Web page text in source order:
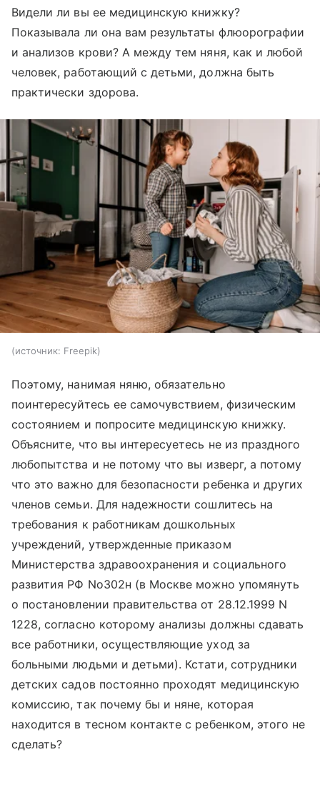
Видели ли вы ее медицинскую книжку?
Показывала ли она вам результаты флюорографии
и анализов крови? А между тем няня, как и любой
человек, работающий с детьми, должна быть
практически здорова.
источник: Freepik
Поэтому, нанимая няню, обязательно
поинтересуйтесь ее самочувствием, физическим
состоянием и попросите медицинскую книжку.
Объясните, что вы интересуетесь не из праздного
любопытства и не потому что вы изверг, а потому
что это важно для безопасности ребенка и других
членов семьи. Для надежности сошлитесь на
требования к работникам дошкольных
учреждений, утвержденные приказом
Министерства здравоохранения и социального
развития РФ No302н (в Москве можно упомянуть
о постановлении правительства от 28.12.1999 N
1228, согласно которому анализы должны сдавать
все работники, осуществляющие уход за
больными людьми и детьми). Кстати, сотрудники
детских садов постоянно проходят медицинскую
комиссию, так почему бы и няне, которая
находится в тесном контакте с ребенком, этого не
сделать?